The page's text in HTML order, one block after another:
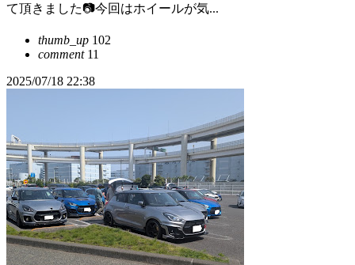
て頂きました📷️今回はホイールが気...
thumb_up 102
comment11
2025/07/18 22:38